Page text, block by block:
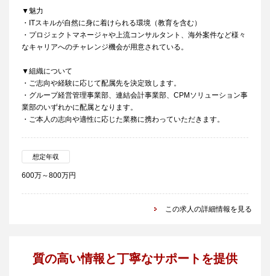
▼魅力
・ITスキルが自然に身に着けられる環境（教育を含む）
・プロジェクトマネージャや上流コンサルタント、海外案件など様々
なキャリアへのチャレンジ機会が用意されている。
▼組織について
・ご志向や経験に応じて配属先を決定致します。
・グループ経営管理事業部、連結会計事業部、CPMソリューション事
業部のいずれかに配属となります。
・ご本人の志向や適性に応じた業務に携わっていただきます。
想定年収
600万～800万円
この求人の詳細情報を見る
質の高い情報と丁寧なサポートを提供